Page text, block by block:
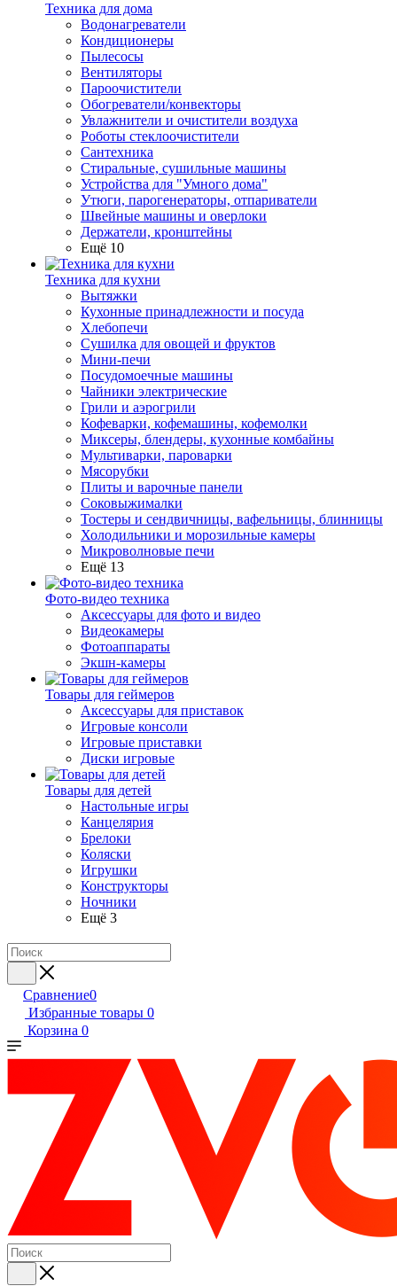
Техника для дома
Водонагреватели
Кондиционеры
Пылесосы
Вентиляторы
Пароочистители
Обогреватели/конвекторы
Увлажнители и очистители воздуха
Роботы стеклоочистители
Сантехника
Стиральные, сушильные машины
Устройства для "Умного дома"
Утюги, парогенераторы, отпариватели
Швейные машины и оверлоки
Держатели, кронштейны
Ещё 10
Техника для кухни
Вытяжки
Кухонные принадлежности и посуда
Хлебопечи
Сушилка для овощей и фруктов
Мини-печи
Посудомоечные машины
Чайники электрические
Грили и аэрогрили
Кофеварки, кофемашины, кофемолки
Миксеры, блендеры, кухонные комбайны
Мультиварки, пароварки
Мясорубки
Плиты и варочные панели
Соковыжималки
Тостеры и сендвичницы, вафельницы, блинницы
Холодильники и морозильные камеры
Микроволновые печи
Ещё 13
Фото-видео техника
Аксессуары для фото и видео
Видеокамеры
Фотоаппараты
Экшн-камеры
Товары для геймеров
Аксессуары для приставок
Игровые консоли
Игровые приставки
Диски игровые
Товары для детей
Настольные игры
Канцелярия
Брелоки
Коляски
Игрушки
Конструкторы
Ночники
Ещё 3
Сравнение0
Избранные товары 0
Корзина 0